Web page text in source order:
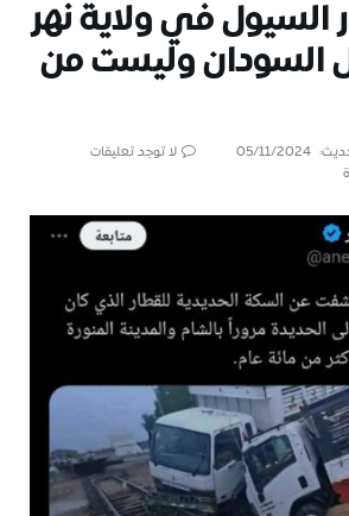
السيول في ولاية نهر
السودان وليست من
05/11/2024
لا توجد تعليقات